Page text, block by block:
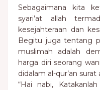
Sebagaimana kita
syari’at allah
kesejahteraan dan
Begitu juga tentang
muslimah adalah
harga diri seorang
didalam al-qur’an surat
“Hai nabi,